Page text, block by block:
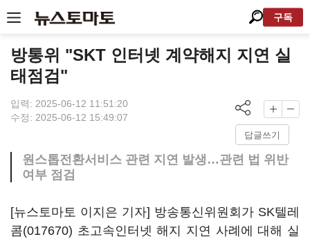
구독
방통위 "SKT 인터넷 계약해지 지연 실
태점검"
입력: 2025-06-12 11:51:20
수정: 2025-06-12 15:49:07
답글쓰기
원스톱전환서비스 관련 지연 발생…관련 법 위반
여부 점검
[뉴스토마토 이지은 기자] 방송통신위원회가 SK텔레
콤(017670) 초고속인터넷 해지 지연 사례에 대해 실